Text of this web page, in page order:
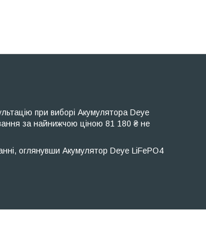
при виборі Акумулятора Deye
за найнижчою ціною 81 180 ₴ не
оглянувши Акумулятор Deye LiFePO4